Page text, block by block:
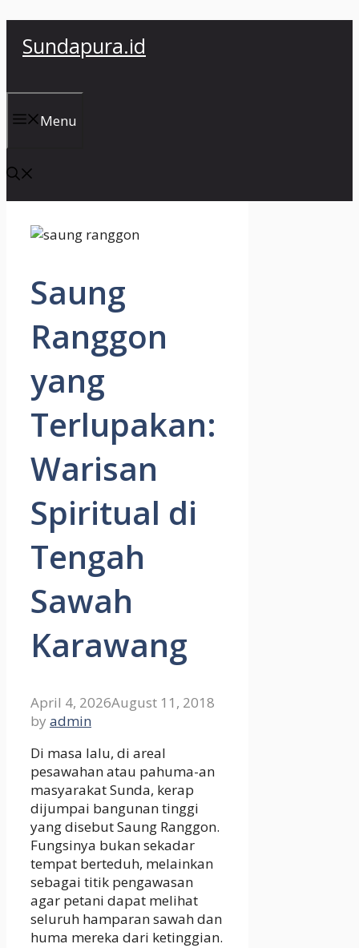
Sundapura.id
Menu
Saung
Ranggon
yang
Terlupakan:
Warisan
Spiritual di
Tengah
Sawah
Karawang
April 4, 2026August 11, 2018
by admin
Di masa lalu, di areal
pesawahan atau pahuma-an
masyarakat Sunda, kerap
dijumpai bangunan tinggi
yang disebut Saung Ranggon.
Fungsinya bukan sekadar
tempat berteduh, melainkan
sebagai titik pengawasan
agar petani dapat melihat
seluruh hamparan sawah dan
huma mereka dari ketinggian.